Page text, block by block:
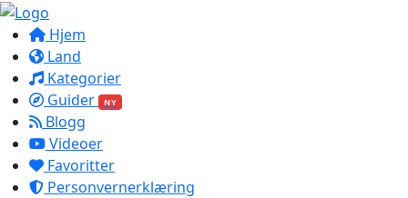
Hjem
Land
Kategorier
Guider
NY
Blogg
Videoer
Favoritter
Personvernerklæring